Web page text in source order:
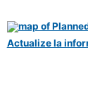
Actualize la